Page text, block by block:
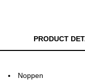
PRODUCT
Noppen